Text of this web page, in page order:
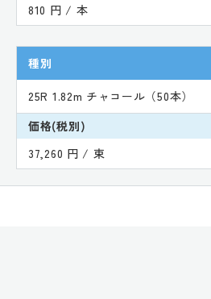
810 円 / 本
種別
25R 1.82m チャコール（50本）
価格(税別)
37,260 円 / 束